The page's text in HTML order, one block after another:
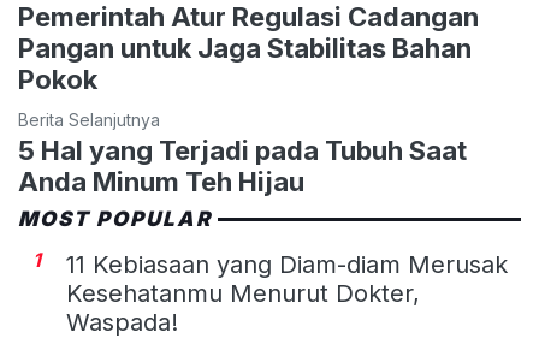
Pemerintah Atur Regulasi Cadangan
Pangan untuk Jaga Stabilitas Bahan
Pokok
Berita Selanjutnya
5 Hal yang Terjadi pada Tubuh Saat
Anda Minum Teh Hijau
MOST POPULAR
1
11 Kebiasaan yang Diam-diam Merusak
Kesehatanmu Menurut Dokter,
Waspada!